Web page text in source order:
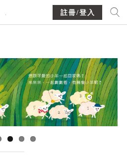
註冊/登入